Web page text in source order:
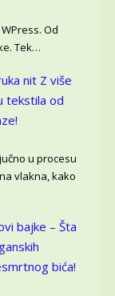
Od
Tek…
nit Z više
tekstila od
u procesu
vlakna, kako
bajke – Šta
bića!